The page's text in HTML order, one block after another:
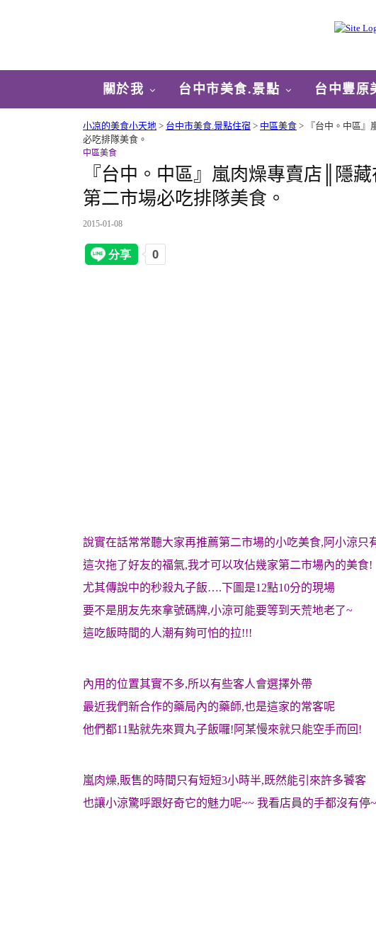
關於我 台中市美食.景點 台中豐原
小凉的美食小天地 > 台中市美食.景點住宿 > 中區美食 >
『台中。中區
必吃排隊美食。
中區美食
『台中。中區』嵐肉燥專賣店║隱
第二市場必吃排隊美食。
2015-01-08
說實在話常常聽大家再推薦第二市場的小吃美食,阿小涼只
這次拖了好友的福氣,我才可以攻佔幾家第二市場內的美食!
尤其傳說中的秒殺丸子飯….下圖是12點10分的現場
要不是朋友先來拿號碼牌,小涼可能要等到天荒地老了~
這吃飯時間的人潮有夠可怕的拉!!!
內用的位置其實不多,所以有些客人會選擇外帶
最近我們新合作的藥局內的藥師,也是這家的常客呢
他們都11點就先來買丸子飯囉!阿某慢來就只能空手而回!
嵐肉燥,販售的時間只有短短3小時半,既然能引來許多饕客
也讓小涼驚呼跟好奇它的魅力呢~~ 我看店員的手都沒有停~